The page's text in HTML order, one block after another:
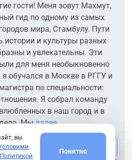
гости! Меня зовут Махмут,
гид по одному из самых
мира, Стамбулу. Пути
истории и культуры разных
и увлекательны. Эти
для меня необыкновенно
я обучался в Москве в РГГУ и
по специальности:
Я собрал команду
в наш город и в
Мыдалее...
все экскурсии гида
вы
Понятно